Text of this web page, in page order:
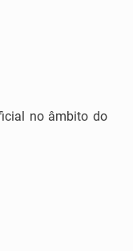
no âmbito do